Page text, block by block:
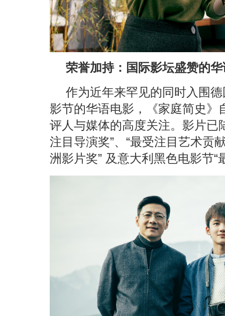
荣誉加持：国际影坛盛赞的
作为近年来罕见的同时入围
影节的华语电影，《家庭简史》
评人与媒体的高度关注。影片已
注目导演奖”、“最受注目艺术贡
洲影片奖” 及意大利黑色电影节